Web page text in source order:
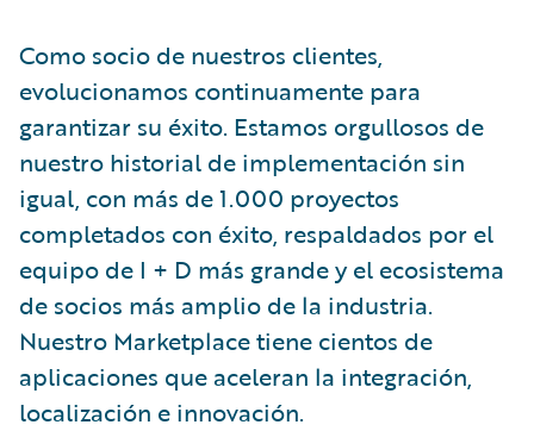
Como socio de nuestros clientes,
evolucionamos continuamente para
garantizar su éxito. Estamos orgullosos de
nuestro historial de implementación sin
igual, con más de 1.000 proyectos
completados con éxito, respaldados por el
equipo de I + D más grande y el ecosistema
de socios más amplio de la industria.
Nuestro Marketplace tiene cientos de
aplicaciones que aceleran la integración,
localización e innovación.